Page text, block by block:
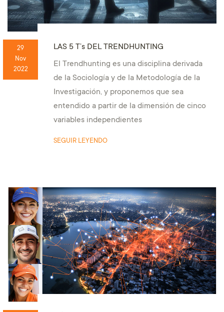
29
Nov
2022
LAS 5 T’s DEL TRENDHUNTING
El Trendhunting es una disciplina derivada
de la Sociología y de la Metodología de la
Investigación, y proponemos que sea
entendido a partir de la dimensión de cinco
variables independientes
SEGUIR LEYENDO